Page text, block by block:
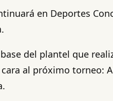
en Deportes
del plantel que
al próximo torneo: